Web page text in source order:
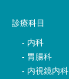
診療科目
内科
胃腸科
内視鏡内科